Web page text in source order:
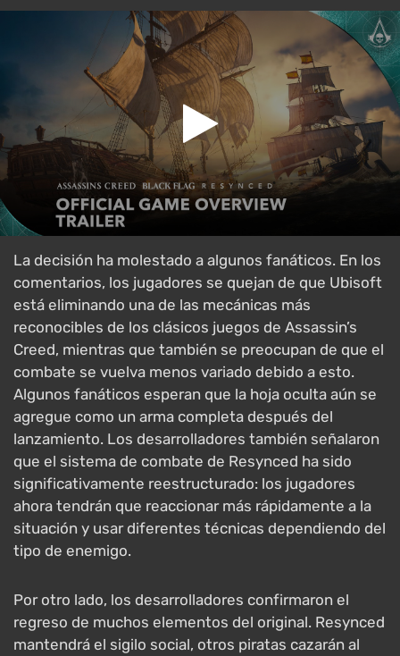
La decisión ha molestado a algunos fanáticos. En los
comentarios, los jugadores se quejan de que Ubisoft
está eliminando una de las mecánicas más
reconocibles de los clásicos juegos de Assassin’s
Creed, mientras que también se preocupan de que el
combate se vuelva menos variado debido a esto.
Algunos fanáticos esperan que la hoja oculta aún se
agregue como un arma completa después del
lanzamiento. Los desarrolladores también señalaron
que el sistema de combate de Resynced ha sido
significativamente reestructurado: los jugadores
ahora tendrán que reaccionar más rápidamente a la
situación y usar diferentes técnicas dependiendo del
tipo de enemigo.
Por otro lado, los desarrolladores confirmaron el
regreso de muchos elementos del original. Resynced
mantendrá el sigilo social, otros piratas cazarán al